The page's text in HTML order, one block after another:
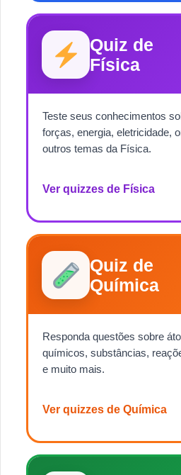
Quiz de
Física
Teste seus conhecimentos
forças, energia, eletricidade,
outros temas da Física.
Ver quizzes de Física
Quiz de
Química
Responda questões sobre
químicos, substâncias,
e muito mais.
Ver quizzes de Química